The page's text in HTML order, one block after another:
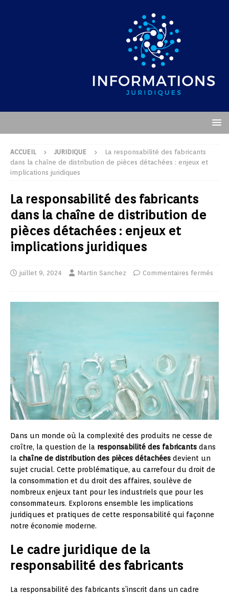
ACCUEIL JURIDIQUE
La responsabilité des fabricants
dans la chaîne de distribution de pièces détachées : enjeux et
implications juridiques
La responsabilité des fabricants
dans la chaîne de distribution de
pièces détachées : enjeux et
implications juridiques
juillet 9, 2024 Martin Sanchez Commentaires fermés
Dans un monde où la complexité des produits ne cesse de
croître, la question de la responsabilité des fabricants dans
la chaîne de distribution des pièces détachées devient un
sujet crucial. Cette problématique, au carrefour du droit de
la consommation et du droit des affaires, soulève de
nombreux enjeux tant pour les industriels que pour les
consommateurs. Explorons ensemble les implications
juridiques et pratiques de cette responsabilité qui façonne
notre économie moderne.
Le cadre juridique de la
responsabilité des fabricants
La responsabilité des fabricants s’inscrit dans un cadre